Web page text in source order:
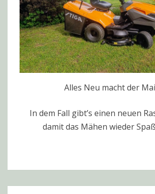
Alles Neu macht der
In dem Fall gibt’s einen neuen
damit das Mähen wieder